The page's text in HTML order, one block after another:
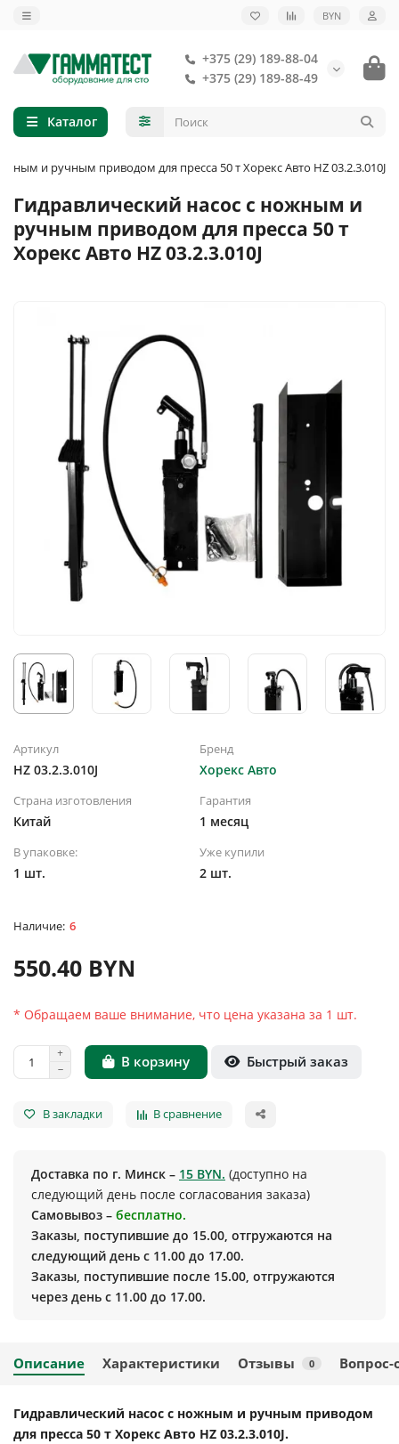
BYN
+375 (29) 189-88-04
+375 (29) 189-88-49
Каталог
и ручным приводом для пресса 50 т Хорекс Авто HZ 03.2.3.010J
Гидравлический насос с ножным и
ручным приводом для пресса 50 т
Хорекс Авто HZ 03.2.3.010J
Артикул
HZ 03.2.3.010J
Бренд
Хорекс Авто
Страна изготовления
Китай
Гарантия
1 месяц
В упаковке:
1 шт.
Уже купили
2 шт.
6
550.40 BYN
* Обращаем ваше внимание, что цена указана за 1 шт.
В корзину Быстрый заказ
В закладки В сравнение
Доставка по г. Минск – 15 BYN. (доступно на
следующий день после согласования заказа)
Самовывоз – бесплатно.
Заказы, поступившие до 15.00, отгружаются на
следующий день с 11.00 до 17.00.
Заказы, поступившие после 15.00, отгружаются
через день с 11.00 до 17.00.
Описание Характеристики Отзывы 0 Вопрос-
Гидравлический насос с ножным и ручным приводом
для пресса 50 т Хорекс Авто HZ 03.2.3.010J.